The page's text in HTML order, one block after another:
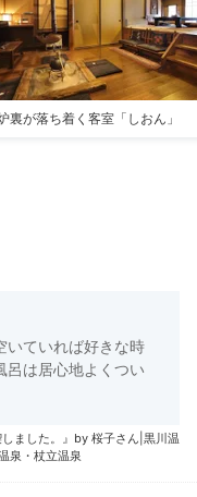
裏が落ち着く客室「しおん」
いていれば好きな時
呂は居心地よくつい
ました。』by 桜子さん|黒川温
泉・杖立温泉